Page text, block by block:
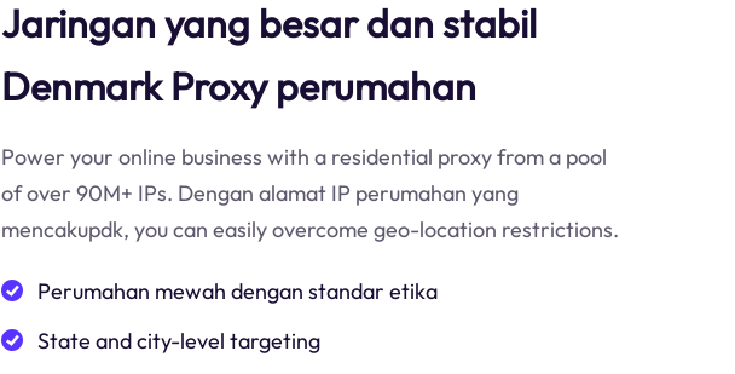
Jaringan yang besar dan stabil
Denmark Proxy perumahan
Power your online business with a residential proxy from a pool
of over 90M+ IPs. Dengan alamat IP perumahan yang
mencakupdk, you can easily overcome geo-location restrictions.
Perumahan mewah dengan standar etika
State and city-level targeting